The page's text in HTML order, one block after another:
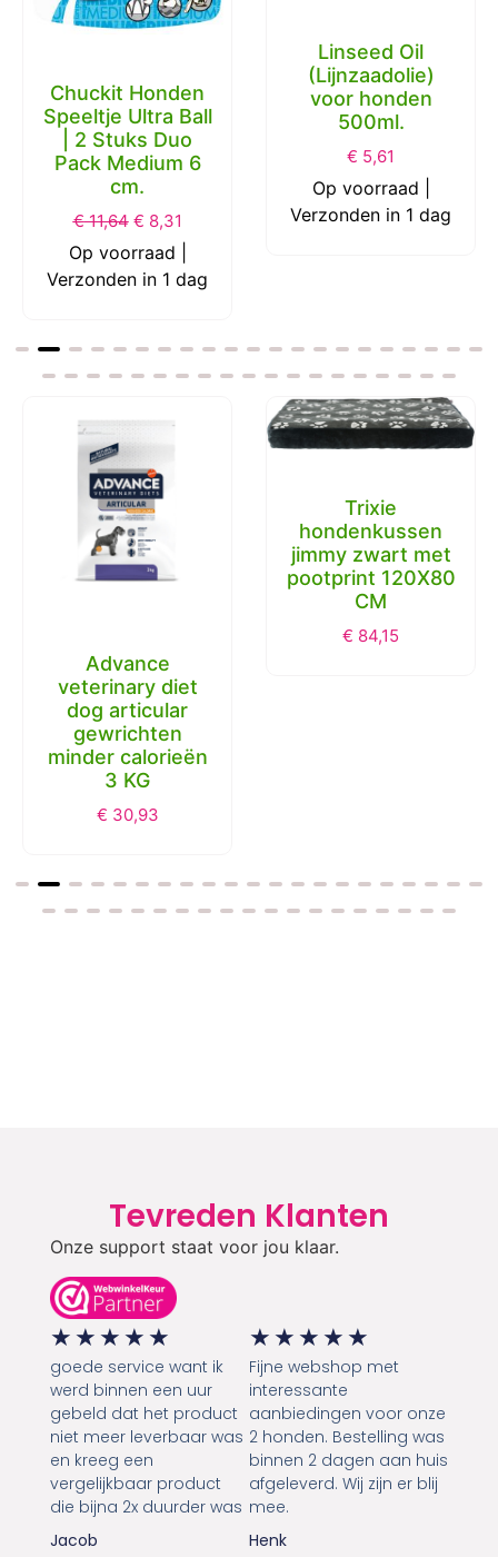
Chuckit Honden
Speeltje Ultra Ball
| 2 Stuks Duo
Pack Medium 6
cm.
€11,64 € 8,31
Op voorraad |
Verzonden in 1 dag
Linseed Oil
(Lijnzaadolie)
voor honden
500ml.
€ 5,61
Op voorraad |
Verzonden in 1 dag
Advance
veterinary diet
dog articular
gewrichten
minder calorieën
3 KG
€ 30,93
Trixie
hondenkussen
jimmy zwart met
pootprint 120X80
CM
€ 84,15
Tevreden Klanten
Onze support staat voor jou klaar.
★ ★ ★ ★ ★
goede service want ik
werd binnen een uur
gebeld dat het product
niet meer leverbaar was
en kreeg een
vergelijkbaar product
die bijna 2x duurder was
Jacob
★ ★ ★ ★ ★
Fijne webshop met
interessante
aanbiedingen voor onze
2 honden. Bestelling was
binnen 2 dagen aan huis
afgeleverd. Wij zijn er blij
mee.
Henk